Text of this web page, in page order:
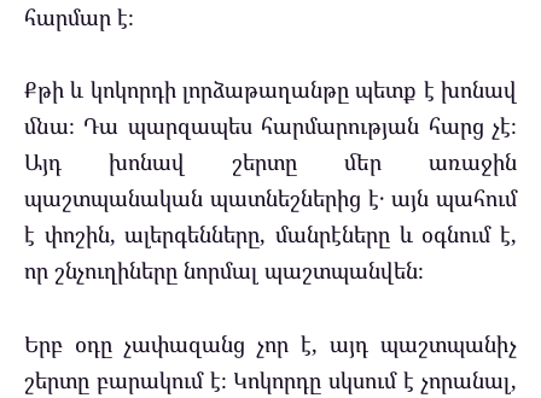
հարմար է։
Քթի և կոկորդի լորձաթաղանթը պետք է խոնավ
մնա։ Դա պարզապես հարմարության հարց չէ։
Այդ խոնավ շերտը մեր առաջին
պաշտպանական պատնեշներից է․ այն պահում
է փոշին, ալերգենները, մանրէները և օգնում է,
որ շնչուղիները նորմալ պաշտպանվեն։
Երբ օդը չափազանց չոր է, այդ պաշտպանիչ
շերտը բարակում է։ Կոկորդը սկսում է չորանալ,